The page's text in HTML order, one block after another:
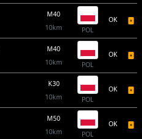
M40
10km
POL
OK
M40
10km
POL
OK
K30
10km
POL
OK
M50
10km
POL
OK